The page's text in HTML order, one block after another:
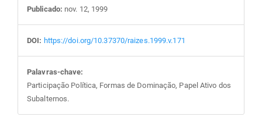
Publicado: nov. 12, 1999
DOI: https://doi.org/10.37370/raizes.1999.v.171
Palavras-chave:
Participação Política, Formas de Dominação, Papel Ativo dos
Subalternos.